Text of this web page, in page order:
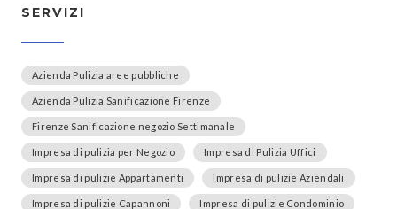
SERVIZI
Azienda Pulizia aree pubbliche
Azienda Pulizia Sanificazione Firenze
Firenze Sanificazione negozio Settimanale
Impresa di pulizia per Negozio Impresa di Pulizia Uffici
Impresa di pulizie Appartamenti Impresa di pulizie Aziendali
Impresa di pulizie Capannoni Impresa di pulizie Condominio